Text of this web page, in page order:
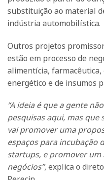
substituição ao material
indústria automobilística.
Outros projetos
estão em processo de
alimentícia,
energético e de insumos
“A ideia é que a gente
pesquisas aqui, mas
vai promover uma
espaços para incubação
startups, e promover
negócios”, explica o